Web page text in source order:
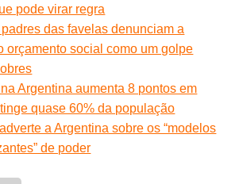
pode virar regra
das favelas denunciam a
orçamento social como um golpe
Argentina aumenta 8 pontos em
quase 60% da população
a Argentina sobre os “modelos
de poder